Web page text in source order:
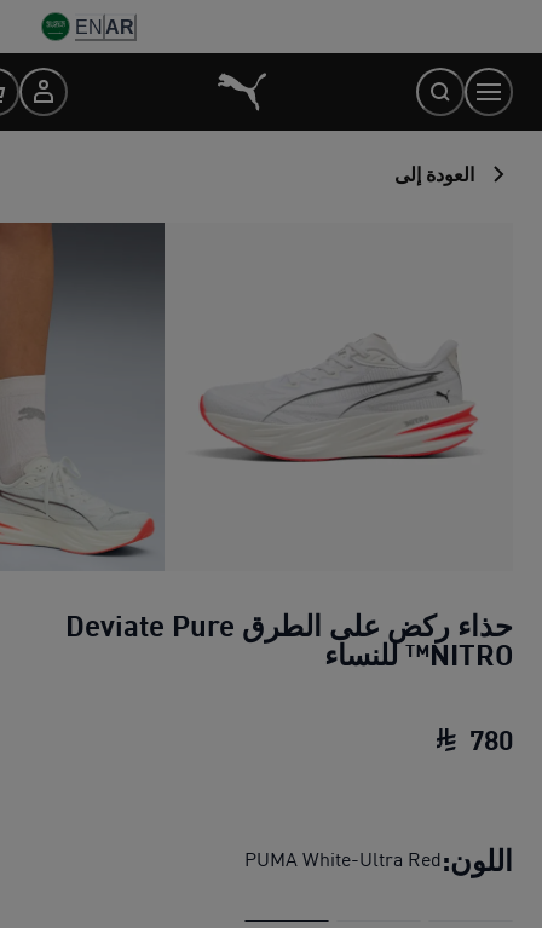
Content
AR
EN
العودة إلى
حذاء ركض على الطرق Deviate Pure
NITRO™ للنساء
780
اللون:PUMA White-Ultra Red